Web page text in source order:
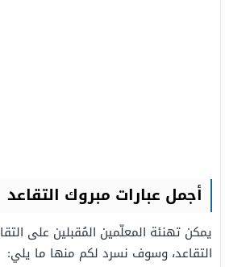
أجمل عبارات مبروك التقاعد
يمكن تهنئة المعلّمين المُقبلين على
التقاعد، وسوف نسرد لكم منها ما يلي: